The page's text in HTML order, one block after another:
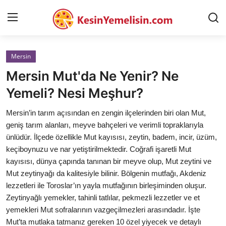
AnaSayfa
Gizlilik Sözleşmesi
Rüya Tabirleri
Diyet & Sağlıklı Beslenme
İletişim
Şehirler
Helal Gıda & Dini Hükümler
Gıda Güvenliği & Bilimi
Mersin
Mersin Mut'da Ne Yenir? Ne
Yemeli? Nesi Meşhur?
Mersin’in tarım açısından en zengin ilçelerinden biri olan Mut,
geniş tarım alanları, meyve bahçeleri ve verimli topraklarıyla
ünlüdür. İlçede özellikle Mut kayısısı, zeytin, badem, incir, üzüm,
keçiboynuzu ve nar yetiştirilmektedir. Coğrafi işaretli Mut
kayısısı, dünya çapında tanınan bir meyve olup, Mut zeytini ve
Mut zeytinyağı da kalitesiyle bilinir. Bölgenin mutfağı, Akdeniz
lezzetleri ile Toroslar’ın yayla mutfağının birleşiminden oluşur.
Zeytinyağlı yemekler, tahinli tatlılar, pekmezli lezzetler ve et
yemekleri Mut sofralarının vazgeçilmezleri arasındadır. İşte
Mut’ta mutlaka tatmanız gereken 10 özel yiyecek ve detaylı